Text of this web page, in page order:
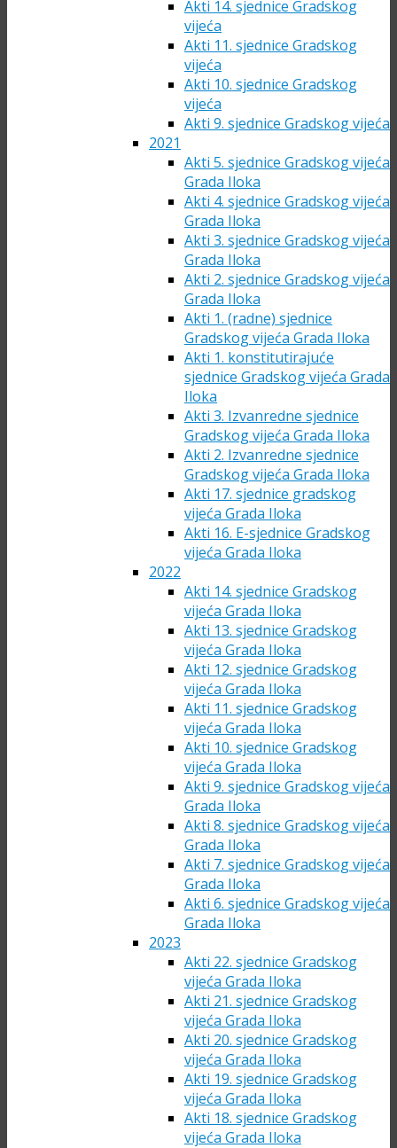
Akti 14. sjednice Gradskog
vijeća
Akti 11. sjednice Gradskog
vijeća
Akti 10. sjednice Gradskog
vijeća
Akti 9. sjednice Gradskog vijeća
2021
Akti 5. sjednice Gradskog vijeća
Grada Iloka
Akti 4. sjednice Gradskog vijeća
Grada Iloka
Akti 3. sjednice Gradskog vijeća
Grada Iloka
Akti 2. sjednice Gradskog vijeća
Grada Iloka
Akti 1. (radne) sjednice
Gradskog vijeća Grada Iloka
Akti 1. konstitutirajuće
sjednice Gradskog vijeća Grada
Iloka
Akti 3. Izvanredne sjednice
Gradskog vijeća Grada Iloka
Akti 2. Izvanredne sjednice
Gradskog vijeća Grada Iloka
Akti 17. sjednice gradskog
vijeća Grada Iloka
Akti 16. E-sjednice Gradskog
vijeća Grada Iloka
2022
Akti 14. sjednice Gradskog
vijeća Grada Iloka
Akti 13. sjednice Gradskog
vijeća Grada Iloka
Akti 12. sjednice Gradskog
vijeća Grada Iloka
Akti 11. sjednice Gradskog
vijeća Grada Iloka
Akti 10. sjednice Gradskog
vijeća Grada Iloka
Akti 9. sjednice Gradskog vijeća
Grada Iloka
Akti 8. sjednice Gradskog vijeća
Grada Iloka
Akti 7. sjednice Gradskog vijeća
Grada Iloka
Akti 6. sjednice Gradskog vijeća
Grada Iloka
2023
Akti 22. sjednice Gradskog
vijeća Grada Iloka
Akti 21. sjednice Gradskog
vijeća Grada Iloka
Akti 20. sjednice Gradskog
vijeća Grada Iloka
Akti 19. sjednice Gradskog
vijeća Grada Iloka
Akti 18. sjednice Gradskog
vijeća Grada Iloka